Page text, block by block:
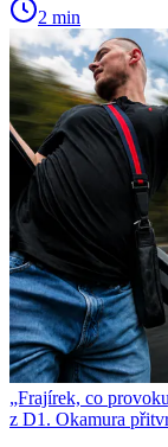
2 min
„Frajírek, co
z D1. Okamura